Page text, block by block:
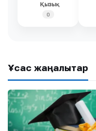
Қызық
0
Ұқсас жаңалықтар